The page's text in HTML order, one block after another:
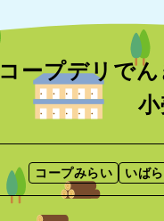
コープデリでん
コープみらい いば